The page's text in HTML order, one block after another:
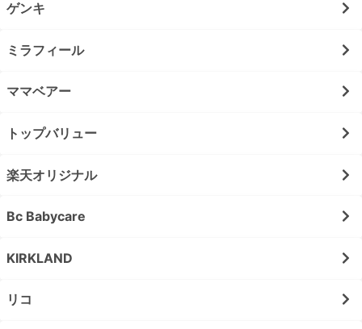
ゲンキ
ミラフィール
ママベアー
トップバリュー
楽天オリジナル
Bc Babycare
KIRKLAND
リコ